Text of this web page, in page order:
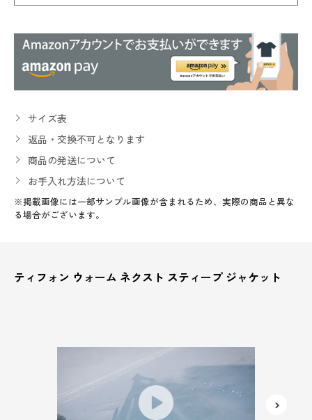
サイズ表
返品・交換不可となります
商品の発送について
お手入れ方法について
※掲載画像には一部サンプル画像が含まれるため、実際の商品と異な
る場合がございます。
ティフォン ウォーム ネクスト スティープ ジャケット